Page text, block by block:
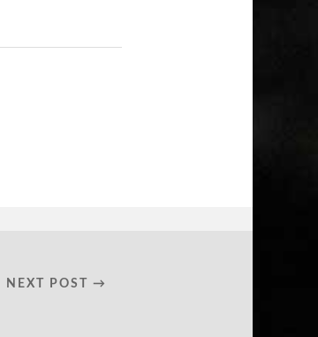
NEXT POST →